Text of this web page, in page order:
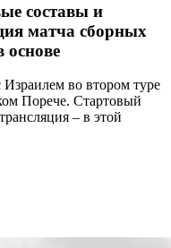
составы и
матча сборных
основе
во втором туре
Порече. Стартовый
– в этой